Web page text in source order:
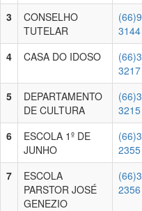
3
CONSELHO
TUTELAR
3144
4
CASA DO IDOSO
3217
5
DEPARTAMENTO
DE CULTURA
3215
6
ESCOLA 1º DE
JUNHO
2355
7
ESCOLA
PARSTOR JOSÉ
GENEZIO
2356